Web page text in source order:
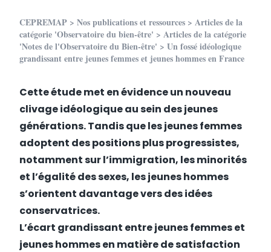
CEPREMAP > Nos publications et ressources > Articles de la
catégorie 'Observatoire du bien-être' > Articles de la catégorie
'Notes de l'Observatoire du Bien-être' > Un fossé idéologique
grandissant entre jeunes femmes et jeunes hommes en France
Cetteétude met en évidence un nouveau
clivage idéologique au sein des jeunes
générations. Tandis que les jeunes femmes
adoptent des positions plus progressistes,
notamment sur l’immigration, les minorités
et l’égalité des sexes, les jeunes hommes
s’orientent davantage vers des idées
conservatrices.
L’écart grandissant entre jeunes femmes et
jeunes hommes en matière de satisfaction